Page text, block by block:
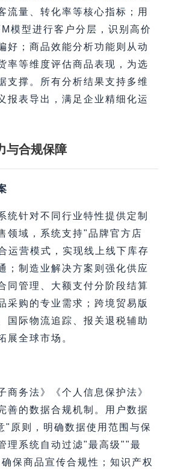
流量、转化率等核心指标；用
模型进行客户分层，识别高价
好；商品效能分析功能则从动
率等维度评估商品表现，为选
支撑。所有分析结果支持多维
报表导出，满足企业精细化运
与合规保障
统针对不同行业特性提供定制
领域，系统支持"品牌官方店
运营模式，实现线上线下库存
；制造业解决方案则强化供应
同管理、大额支付分阶段结算
采购的专业需求；跨境贸易版
国际物流追踪、报关退税辅助
展全球市场。
商务法》《个人信息保护法》
善的数据合规机制。用户数据
"原则，明确数据使用范围与保
理系统自动过滤"最高级""最
保商品宣传合规性；知识产权